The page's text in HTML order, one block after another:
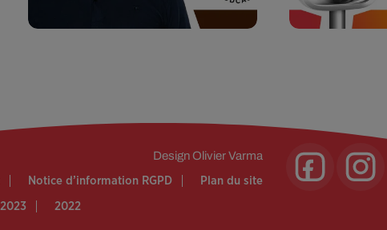
Design Olivier Varma
Notice d’information RGPD Plan du site
2023 2022